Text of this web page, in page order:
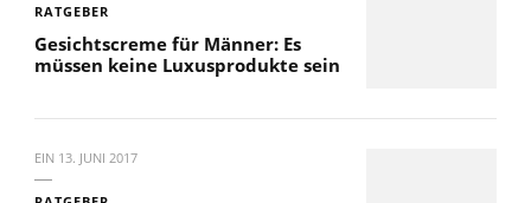
RATGEBER
Gesichtscreme für Männer: Es
müssen keine Luxusprodukte sein
EIN 13. JUNI 2017